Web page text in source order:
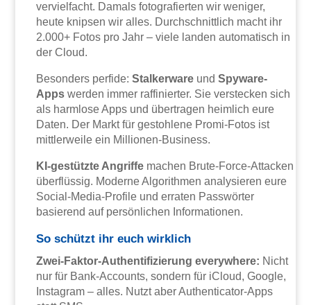
vervielfacht. Damals fotografierten wir weniger,
heute knipsen wir alles. Durchschnittlich macht ihr
2.000+ Fotos pro Jahr – viele landen automatisch in
der Cloud.
Besonders perfide:Stalkerware undSpyware-
Apps werden immer raffinierter. Sie verstecken sich
als harmlose Apps und übertragen heimlich eure
Daten. Der Markt für gestohlene Promi-Fotos ist
mittlerweile ein Millionen-Business.
KI-gestützte Angriffe machen Brute-Force-Attacken
überflüssig. Moderne Algorithmen analysieren eure
Social-Media-Profile und erraten Passwörter
basierend auf persönlichen Informationen.
So schützt ihr euch wirklich
Zwei-Faktor-Authentifizierung everywhere: Nicht
nur für Bank-Accounts, sondern für iCloud, Google,
Instagram – alles. Nutzt aber Authenticator-Apps